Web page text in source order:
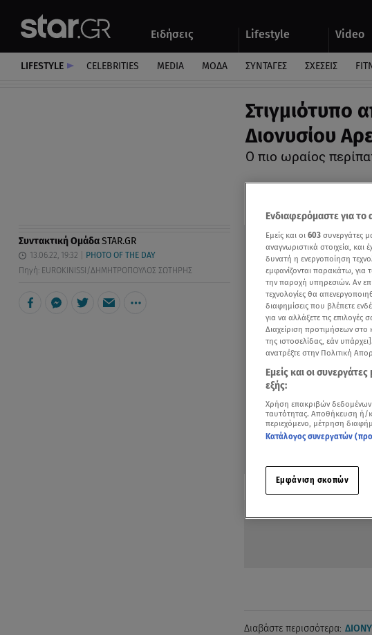
Ειδήσεις Lifestyle Video
Αυτοκίνητο
LIFESTYLE CELEBRITIES MEDIA ΜΟΔΑ ΣΥΝΤΑΓΕΣ ΣΧΕΣΕΙΣ
Στιγμιότυπο
Διονυσίου
Ο πιο ωραίος
Συντακτική ΟμάδαSTAR.GR
13.06.22, 19:32
PHOTO OF THE DAY
Πηγή: EUROKINISSI/ΔΗΜΗΤΡΟΠΟΥΛΟΣ ΣΩΤΗΡΗΣ
Δείτε περισσότερα
Πρόσθηκη star.gr στις
Διαβάστε περισσότερα:
Ενδιαφερόμαστε για
Εμείς και οι 603 συνεργάτες
αναγνωριστικά στοιχεία,
δυνατή η ενεργοποίηση
εμφανίζονται παρακάτω, για
την παροχή υπηρεσιών. Αν
τεχνολογίες θα
διαφημίσεις που βλέπετε
για να αλλάξετε τις
Διαχείριση προτιμήσεων
της ιστοσελίδας, εάν
ανατρέξτε στην Πολιτική
Εμείς και οι
εξής:
Χρήση επακριβών
ταυτότητας. Αποθήκευση ή/
περιεχόμενο, μέτρηση
Κατάλογος συνεργατών
Εμφάνιση σκοπών